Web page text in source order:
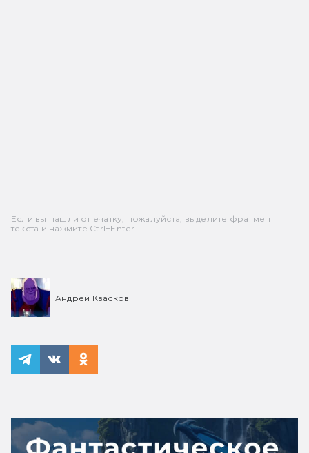
Если вы нашли опечатку, пожалуйста, выделите фрагмент
текста и нажмите Ctrl+Enter.
Андрей Квасков